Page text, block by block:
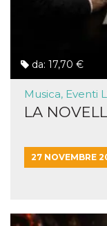
da: 17,70 €
Musica, Eventi
LA
27 NOVEMBRE